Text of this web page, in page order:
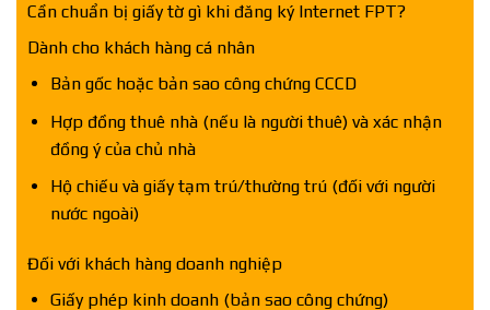
Cần chuẩn bị giấy tờ gì khi đăng ký Internet FPT?
Dành cho khách hàng cá nhân
Bản gốc hoặc bản sao công chứng CCCD
Hợp đồng thuê nhà (nếu là người thuê) và xác nhận
đồng ý của chủ nhà
Hộ chiếu và giấy tạm trú/thường trú (đối với người
nước ngoài)
Đối với khách hàng doanh nghiệp
Giấy phép kinh doanh (bản sao công chứng)